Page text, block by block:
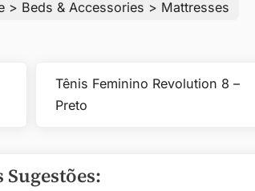
> Beds & Accessories > Mattresses
Next
Post:
Tênis Feminino Revolution 8 –
Preto
Sugestões: